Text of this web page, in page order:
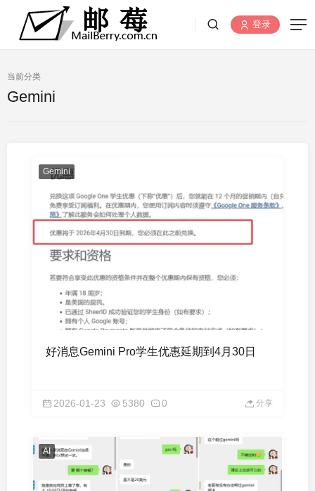
登录
当前分类
Gemini
Gemini
好消息Gemini Pro学生优惠延期到4月30日
2026-01-23 5380 0 分享
AI